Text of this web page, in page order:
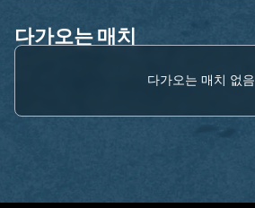
다가오는 매치
다가오는 매치 없음